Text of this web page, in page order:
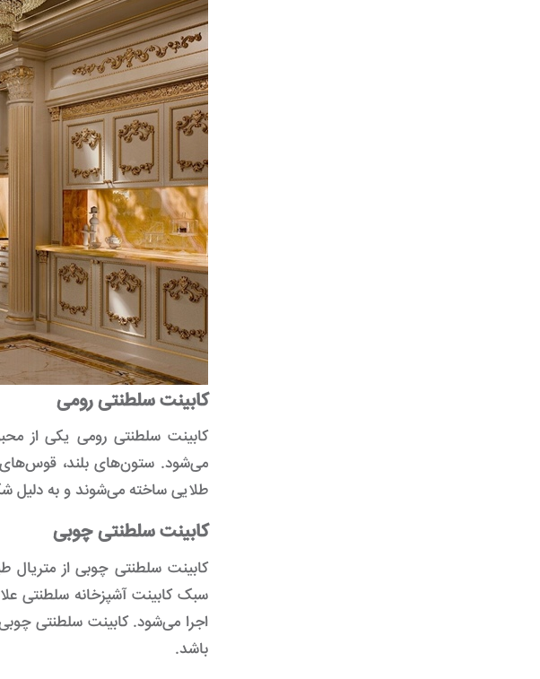
کابینت سلطنتی رومی
کابینت سلطنتی رومی یکی از
می‌شود. ستون‌های بلند،
طلایی ساخته می‌شوند و به دلیل
کابینت سلطنتی چوبی
کابینت سلطنتی چوبی از متریال
سبک کابینت آشپزخانه سلطنتی
اجرا می‌شود. کابینت سلطنتی
باشد.